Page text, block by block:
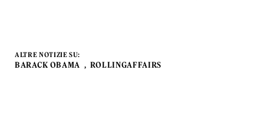
ALTRE NOTIZIE SU:
BARACK OBAMA ROLLINGAFFAIRS